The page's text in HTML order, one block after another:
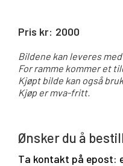
Pris kr: 2000
Bildene kan leveres
For ramme kommer et
Kjøpt bilde kan også
Kjøp er mva-fritt.
Ønsker du å
Ta kontakt på epost: